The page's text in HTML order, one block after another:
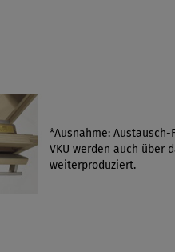
*Ausnahme: Austausch-
VKU werden auch über
weiterproduziert.